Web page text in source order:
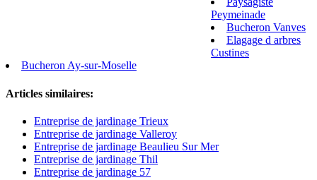
Peymeinade
Bucheron Vanves
Elagage d arbres
Custines
Bucheron Ay-sur-Moselle
Articles similaires:
Entreprise de jardinage Trieux
Entreprise de jardinage Valleroy
Entreprise de jardinage Beaulieu Sur Mer
Entreprise de jardinage Thil
Entreprise de jardinage 57